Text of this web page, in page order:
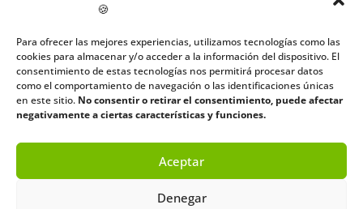
🍪
Para ofrecer las mejores experiencias, utilizamos tecnologías como las
cookies para almacenar y/o acceder a la información del dispositivo. El
consentimiento de estas tecnologías nos permitirá procesar datos
como el comportamiento de navegación o las identificaciones únicas
en este sitio. No consentir o retirar el consentimiento, puede afectar
negativamente a ciertas características y funciones.
Aceptar
Denegar
Guarda mi nombre, correo
electrónico y web en este navegador
para la próxima vez que comente.
Enviar comentario